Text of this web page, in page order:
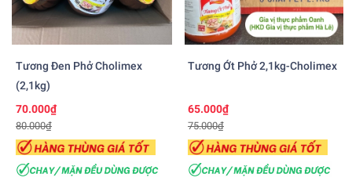
Tương Đen Phở Cholimex
(2,1kg)
70.000₫
80.000₫
Tương Ớt Phở 2,1kg-Cholimex
65.000₫
75.000₫